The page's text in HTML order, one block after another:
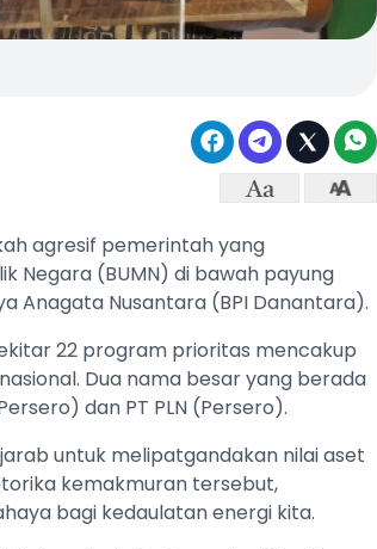
agresif pemerintah yang
Negara (BUMN) di bawah payung
Anagata Nusantara (BPI Danantara).
22 program prioritas mencakup
Dua nama besar yang berada
dan PT PLN (Persero).
untuk melipatgandakan nilai aset
kemakmuran tersebut,
bagi kedaulatan energi kita.